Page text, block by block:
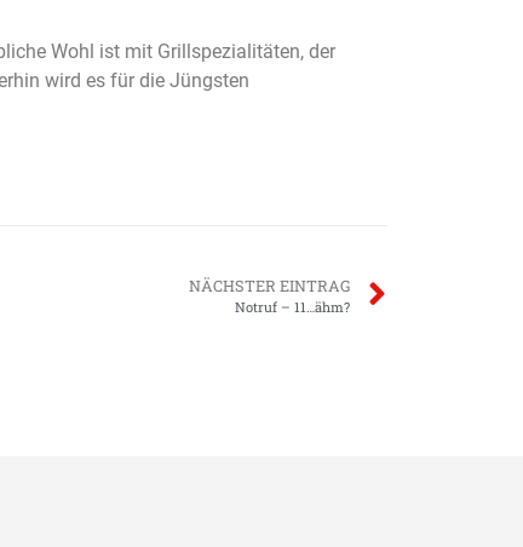
Wohl ist mit Grillspezialitäten, der
wird es für die Jüngsten
NÄCHSTER EINTRAG
Notruf – 11…ähm?